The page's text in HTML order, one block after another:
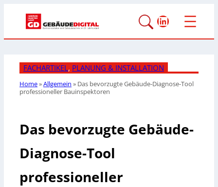
LinkedIn
FACHARTIKEL, PLANUNG & INSTALLATION
Home»Allgemein » Das bevorzugte Gebäude-Diagnose-Tool
professioneller Bauinspektoren
Das bevorzugte Gebäude-
Diagnose-Tool
professioneller